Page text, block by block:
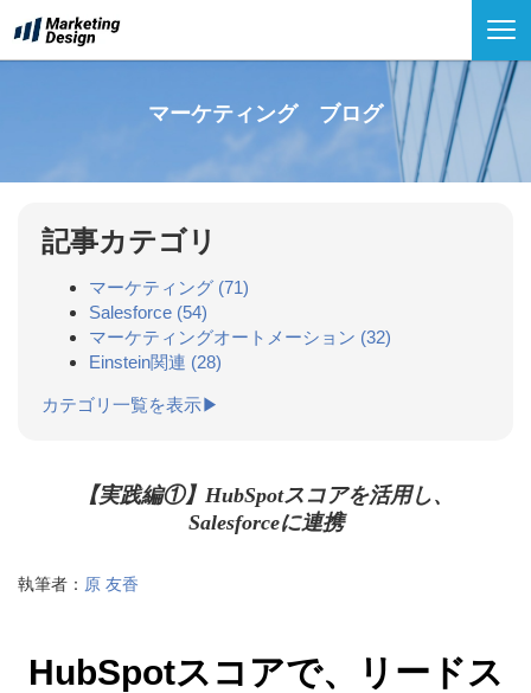
マーケティング ブログ
記事カテゴリ
マーケティング (71)
Salesforce (54)
マーケティングオートメーション (32)
Einstein関連 (28)
カテゴリ一覧を表示▶
【実践編①】HubSpotスコアを活用し、
Salesforceに連携
執筆者： 原 友香
HubSpotスコアで、リードス